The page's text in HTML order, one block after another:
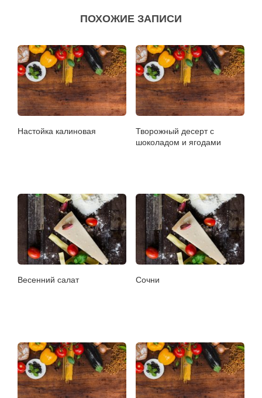
ПОХОЖИЕ ЗАПИСИ
Настойка калиновая
Творожный десерт с
шоколадом и ягодами
Весенний салат Сочни